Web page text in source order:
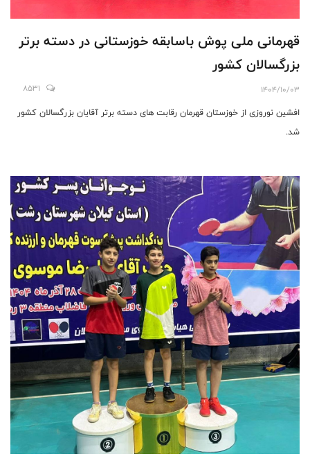
قهرمانی ملی پوش باسابقه خوزستانی در دسته برتر
بزرگسالان کشور
1404/10/03
8531
افشین نوروزی از خوزستان قهرمان رقابت های دسته برتر آقایان بزرگسالان کشور
شد.